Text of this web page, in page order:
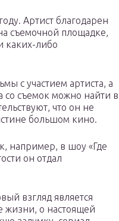
Артист благодарен
съемочной площадке,
каких-либо
с участием артиста, а
со съемок можно найти в
что он не
большом кино.
например, в шоу «Где
он отдал
взгляд является
жизни, о настоящей